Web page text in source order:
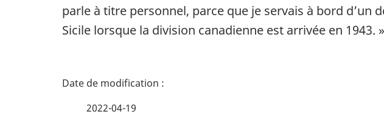
parle à titre personnel, parce que je servais à bord d’un
Sicile lorsque la division canadienne est arrivée en 1943. »
D
2022-04-19